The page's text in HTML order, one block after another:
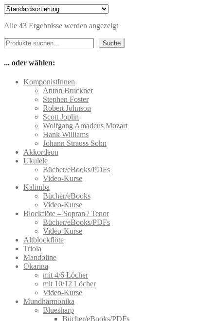
Alle 43 Ergebnisse werden angezeigt
Suchen
Suche
... oder wählen:
KomponistInnen
Anton Bruckner
Stephen Foster
Robert Johnson
Scott Joplin
Wolfgang Amadeus Mozart
Hank Williams
Johann Strauss Sohn
Akkordeon
Ukulele
Bücher/eBooks/PDFs
Video-Kurse
Kalimba
Bücher/eBooks
Video-Kurse
Blockflöte – Sopran / Tenor
Bücher/eBooks/PDFs
Video-Kurse
Altblockflöte
Triola
Mandoline
Okarina
mit 4/6 Löcher
mit 10/12 Löcher
Video-Kurse
Mundharmonika
Bluesharp
Bücher/eBooks/PDFs